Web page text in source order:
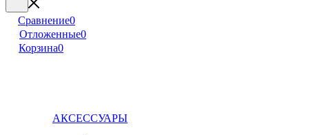
Сравнение0
Отложенные0
Корзина0
АКСЕССУАРЫ